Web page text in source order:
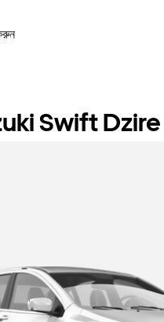
Swift Dzire